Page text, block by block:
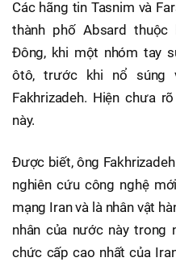
Các hãng tin Tasnim và
thành phố Absard
Đông, khi một nhóm tay
ôtô, trước khi nổ súng
Fakhrizadeh. Hiện chưa
này.
Được biết, ông
nghiên cứu công nghệ
mạng Iran và là nhân vật
nhân của nước này trong
chức cấp cao nhất của